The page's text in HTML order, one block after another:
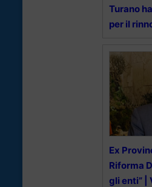
Turano
per il
Ex
Riforma
gli enti” |